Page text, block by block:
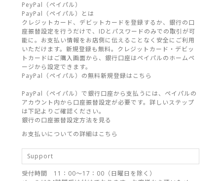
PeyPal（ペイパル）
PayPal（ペイパル）とは
クレジットカード、デビットカードを登録するか、銀行の口
座振替設定を行うだけで、IDとパスワードのみでの取引が可
能に。お支払い情報をお店側に伝えることなく安全にご利用
いただけます。新規登録も無料。クレジットカード・デビッ
トカードはご購入画面から、銀行口座はペイパルのホームペ
ージから設定できます。
PayPal（ペイパル）の無料新規登録はこちら
PayPal（ペイパル）で銀行口座から支払うには、ペイパルの
アカウント内から口座振替設定が必要です。詳しいステップ
は下記よりご確認ください。
銀行の口座振替設定方法を見る
お支払いについての詳細はこちら
Support
受付時間 11：00～17：00（日曜日を除く）